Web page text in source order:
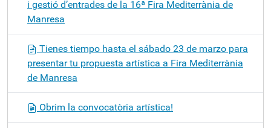
i gestió d’entrades de la 16ª Fira Mediterrània de
Manresa
Tienes tiempo hasta el sábado 23 de marzo para
presentar tu propuesta artística a Fira Mediterrània
de Manresa
Obrim la convocatòria artística!